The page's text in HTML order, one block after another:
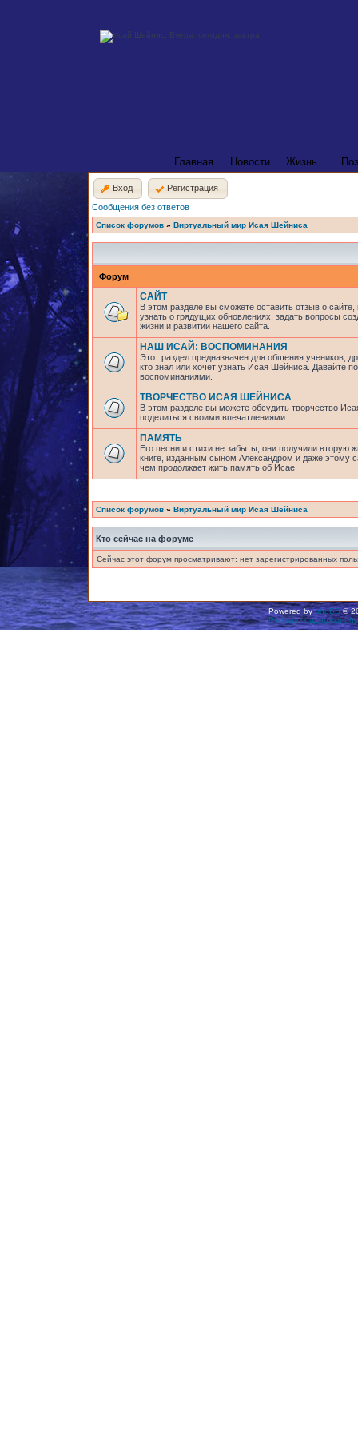
Главная Новости Жизнь
Вход
Регистрация
Сообщения без ответов
Список форумов » Виртуальный мир Исая Шейниса
Форум
САЙТ
В этом разделе вы сможете оставить отзыв о
узнать о грядущих обновлениях, задать вопросы
жизни и развитии нашего сайта.
НАШ ИСАЙ: ВОСПОМИНАНИЯ
Этот раздел предназначен для общения учеников,
кто знал или хочет узнать Исая Шейниса. Давайте
воспоминаниями.
ТВОРЧЕСТВО ИСАЯ ШЕЙНИСА
В этом разделе вы можете обсудить творчество
поделиться своими впечатлениями.
ПАМЯТЬ
Его песни и стихи не забыты, они получили вторую
книге, изданным сыном Александром и даже этому
чем продолжает жить память об Исае.
Список форумов » Виртуальный мир Исая Шейниса
Кто сейчас на форуме
Сейчас этот форум просматривают: нет зарегистрированных
Powered byphpBB©
Русская поддержка